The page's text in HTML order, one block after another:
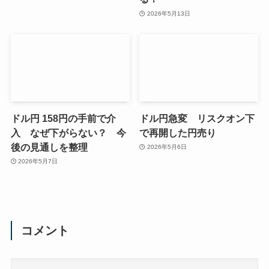
2026年5月13日
ドル円 158円の手前で介
入 なぜ下がらない？ 今
後の見通しを整理
2026年5月7日
ドル円急変 リスクオン下
で再開した円売り
2026年5月6日
コメント